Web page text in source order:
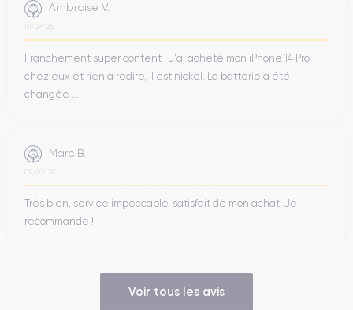
Ambroise V.
10/07/26
Franchement super content ! J'ai acheté mon iPhone 14 Pro
chez eux et rien à redire, il est nickel. La batterie a été
changée ...
Marc B.
09/07/26
Très bien, service impeccable, satisfait de mon achat. Je
recommande !
Voir tous les avis